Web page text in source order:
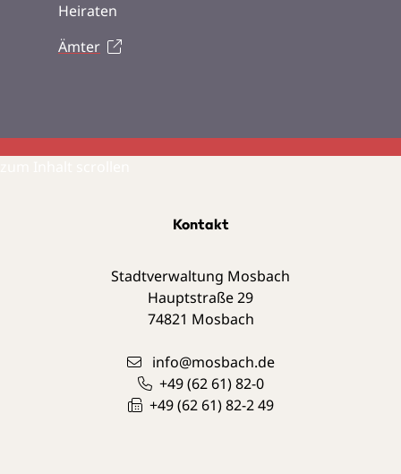
Heiraten
Ämter
Kontakt
Stadtverwaltung Mosbach
Hauptstraße 29
74821 Mosbach
info@mosbach.de
+49 (62 61) 82-0
+49 (62 61) 82-2 49